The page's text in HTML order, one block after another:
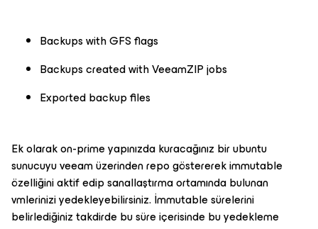
Backups with GFS flags
Backups created with VeeamZIP jobs
Exported backup files
Ek olarak on-prime yapınızda kuracağınız bir ubuntu
sunucuyu veeam üzerinden repo göstererek immutable
özelliğini aktif edip sanallaştırma ortamında bulunan
vmlerinizi yedekleyebilirsiniz. İmmutable sürelerini
belirlediğiniz takdirde bu süre içerisinde bu yedekleme